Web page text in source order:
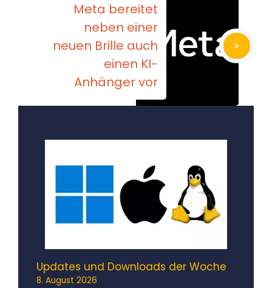
Meta bereitet
neben einer
neuen Brille auch
einen KI-
Anhänger vor
Updates und Downloads der Woche
8. August 2026